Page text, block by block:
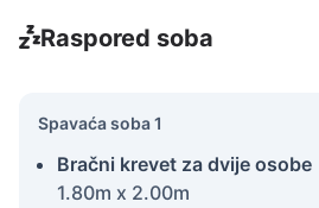
Raspored soba
Spavaća soba 1
Bračni krevet za dvije osobe
1.80m x 2.00m